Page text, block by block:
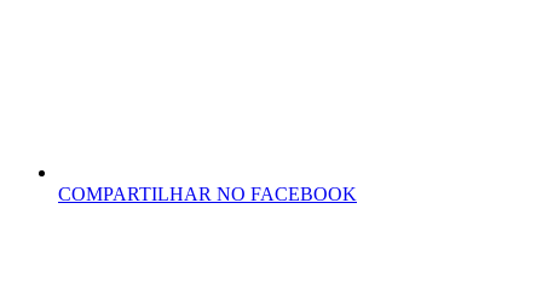
COMPARTILHAR NO FACEBOOK